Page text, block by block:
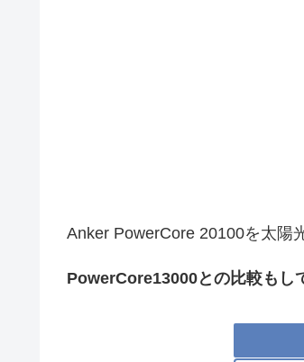
Anker PowerCore 20100を太陽
PowerCore13000との比較もし